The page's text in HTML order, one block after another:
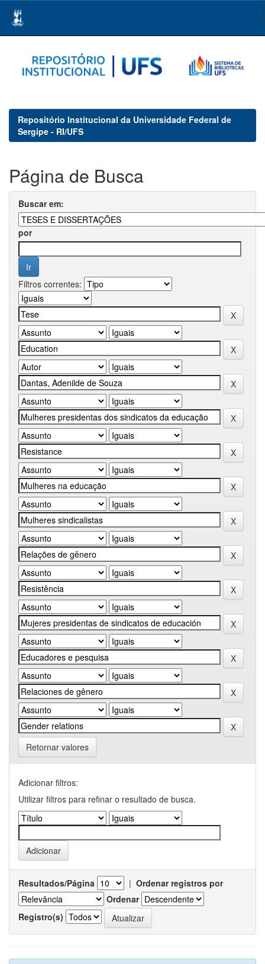
navigation
Repositório Institucional da Universidade Federal de
Sergipe - RI/UFS
Página de Busca
Buscar em:
por
Filtros correntes:
Retornar valores
Adicionar filtros:
Utilizar filtros para refinar o resultado de busca.
Resultados/Página | Ordenar registros por
Ordenar
Registro(s)